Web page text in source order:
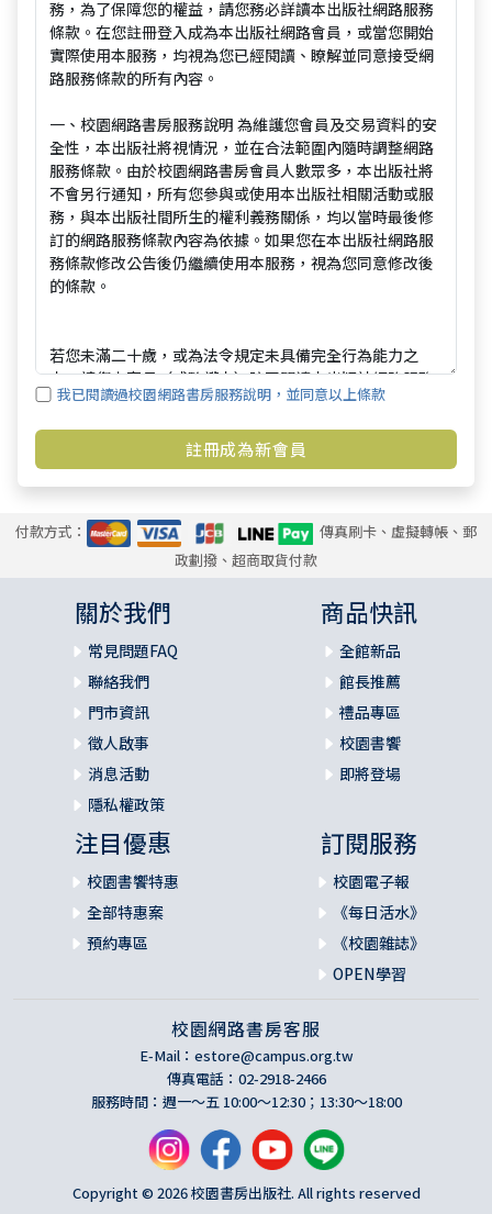
我已閱讀過校園網路書房服務說明，並同意以上條款
付款方式：
傳真刷卡、虛擬轉帳、郵
政劃撥、超商取貨付款
關於我們
常見問題FAQ
聯絡我們
門市資訊
徵人啟事
消息活動
隱私權政策
商品快訊
全館新品
館長推薦
禮品專區
校園書饗
即將登場
注目優惠
校園書饗特惠
全部特惠案
預約專區
訂閱服務
校園電子報
《每日活水》
《校園雜誌》
OPEN學習
校園網路書房客服
E-Mail： estore@campus.org.tw
傳真電話：02-2918-2466
服務時間：週一～五 10:00～12:30；13:30～18:00
Copyright © 2026 校園書房出版社. All rights reserved